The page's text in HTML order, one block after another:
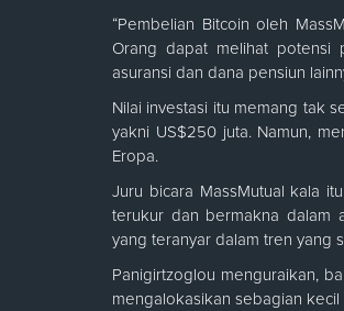
“Pembelian Bitcoin oleh
Orang dapat melihat potensi
asuransi dan dana pensiun
Nilai investasi itu memang tak
yakni US$250 juta. Namun,
Eropa.
Juru bicara MassMutual kala itu
terukur dan bermakna dalam
yang teranyar dalam tren yang
Panigirtzoglou menguraikan,
mengalokasikan sebagian